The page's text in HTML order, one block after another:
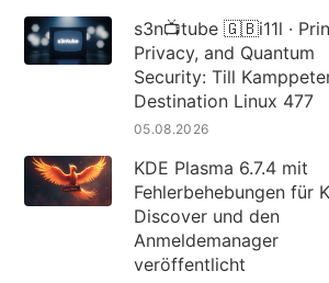
s3n📺tube 🇬🇧i11l ·
Privacy, and Quantum
Security: Till
Destination Linux 477
05.08.2026
KDE Plasma 6.7.4 mit
Fehlerbehebungen für
Discover und den
Anmeldemanager
veröffentlicht